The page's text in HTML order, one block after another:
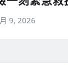
9, 2026